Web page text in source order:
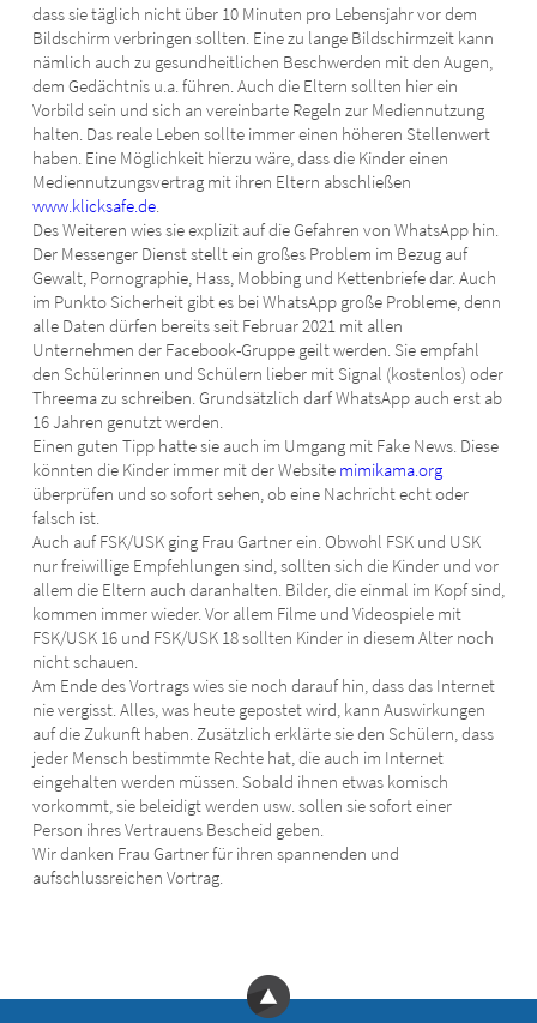
dass sie täglich nicht über 10 Minuten pro Lebensjahr vor dem
Bildschirm verbringen sollten. Eine zu lange Bildschirmzeit kann
nämlich auch zu gesundheitlichen Beschwerden mit den Augen,
dem Gedächtnis u.a. führen. Auch die Eltern sollten hier ein
Vorbild sein und sich an vereinbarte Regeln zur Mediennutzung
halten. Das reale Leben sollte immer einen höheren Stellenwert
haben. Eine Möglichkeit hierzu wäre, dass die Kinder einen
Mediennutzungsvertrag mit ihren Eltern abschließen
www.klicksafe.de.
Des Weiteren wies sie explizit auf die Gefahren von WhatsApp hin.
Der Messenger Dienst stellt ein großes Problem im Bezug auf
Gewalt, Pornographie, Hass, Mobbing und Kettenbriefe dar. Auch
im Punkto Sicherheit gibt es bei WhatsApp große Probleme, denn
alle Daten dürfen bereits seit Februar 2021 mit allen
Unternehmen der Facebook-Gruppe geilt werden. Sie empfahl
den Schülerinnen und Schülern lieber mit Signal (kostenlos) oder
Threema zu schreiben. Grundsätzlich darf WhatsApp auch erst ab
16 Jahren genutzt werden.
Einen guten Tipp hatte sie auch im Umgang mit Fake News. Diese
könnten die Kinder immer mit der Website mimikama.org
überprüfen und so sofort sehen, ob eine Nachricht echt oder
falsch ist.
Auch auf FSK/USK ging Frau Gartner ein. Obwohl FSK und USK
nur freiwillige Empfehlungen sind, sollten sich die Kinder und vor
allem die Eltern auch daranhalten. Bilder, die einmal im Kopf sind,
kommen immer wieder. Vor allem Filme und Videospiele mit
FSK/USK 16 und FSK/USK 18 sollten Kinder in diesem Alter noch
nicht schauen.
Am Ende des Vortrags wies sie noch darauf hin, dass das Internet
nie vergisst. Alles, was heute gepostet wird, kann Auswirkungen
auf die Zukunft haben. Zusätzlich erklärte sie den Schülern, dass
jeder Mensch bestimmte Rechte hat, die auch im Internet
eingehalten werden müssen. Sobald ihnen etwas komisch
vorkommt, sie beleidigt werden usw. sollen sie sofort einer
Person ihres Vertrauens Bescheid geben.
Wir danken Frau Gartner für ihren spannenden und
aufschlussreichen Vortrag.